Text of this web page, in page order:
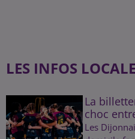
LES INFOS
La
choc
Les